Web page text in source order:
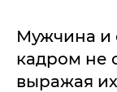
Мужчина и
кадром не
выражая